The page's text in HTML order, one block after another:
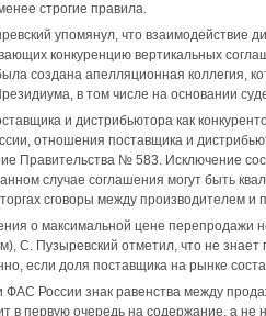
строгие правила.
упомянул, что взаимодействие
конкуренцию вертикальных
создана апелляционная коллегия,
в том числе на основании
и дистрибьютора как
отношения поставщика и
Правительства № 583. Исключение
случае соглашения могут быть
сговоры между производителем и
о максимальной цене перепродажи
С. Пузыревский отметил, что не
если доля поставщика на рынке
ФАС России знак равенства между
в первую очередь на содержание, а